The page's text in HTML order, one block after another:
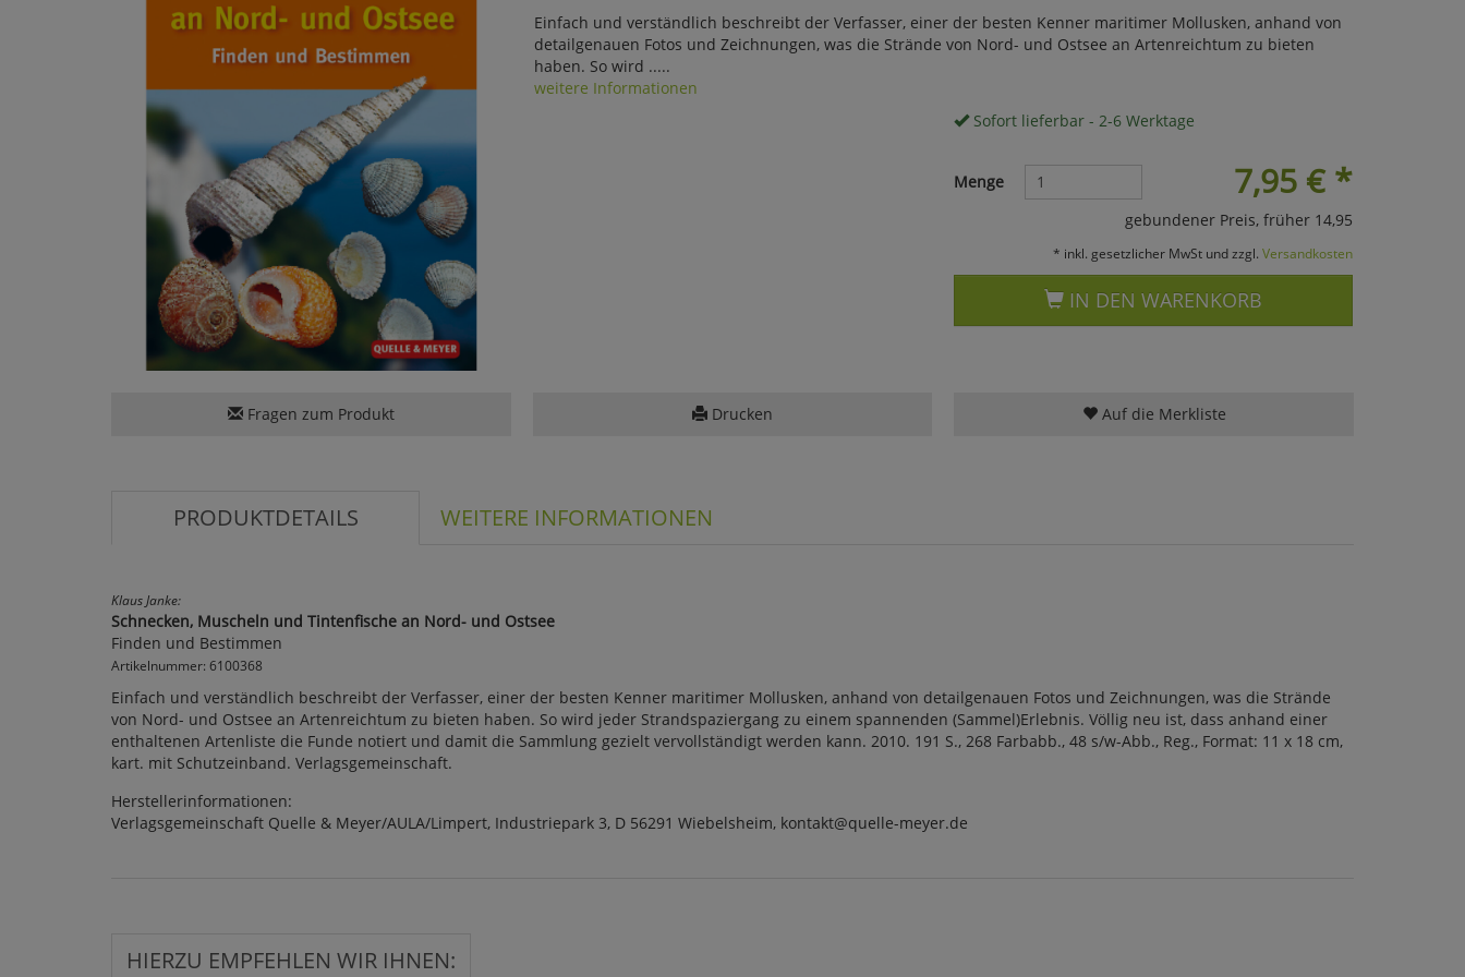
Einfach und verständlich beschreibt der Verfasser, einer der besten Kenner maritimer Mollusken, anhand von
detailgenauen Fotos und Zeichnungen, was die Strände von Nord- und Ostsee an Artenreichtum zu bieten
haben. So wird .....
weitere Informationen
Sofort lieferbar - 2-6 Werktage
7,95 €*
Menge
gebundener Preis, früher 14,95
* inkl. gesetzlicher MwSt und zzgl. Versandkosten
IN DEN WARENKORB
Fragen zum Produkt Drucken Auf die Merkliste
PRODUKTDETAILS WEITERE INFORMATIONEN
Klaus Janke:
Schnecken, Muscheln und Tintenfische an Nord- und Ostsee
Finden und Bestimmen
Artikelnummer: 6100368
Einfach und verständlich beschreibt der Verfasser, einer der besten Kenner maritimer Mollusken, anhand von detailgenauen Fotos und Zeichnungen, was die Strände
von Nord- und Ostsee an Artenreichtum zu bieten haben. So wird jeder Strandspaziergang zu einem spannenden (Sammel)Erlebnis. Völlig neu ist, dass anhand einer
enthaltenen Artenliste die Funde notiert und damit die Sammlung gezielt vervollständigt werden kann. 2010. 191 S., 268 Farbabb., 48 s/w-Abb., Reg., Format: 11 x 18 cm,
kart. mit Schutzeinband. Verlagsgemeinschaft.
Herstellerinformationen:
Verlagsgemeinschaft Quelle & Meyer/AULA/Limpert, Industriepark 3, D 56291 Wiebelsheim, kontakt@quelle-meyer.de
HIERZU EMPFEHLEN WIR IHNEN: